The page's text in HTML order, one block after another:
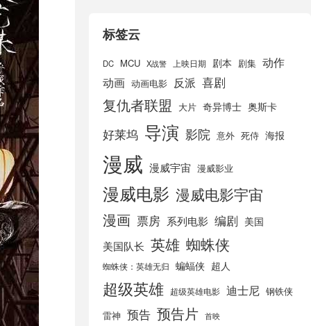
标签云
DC MCU X战警 上映日期 剧本 剧集 动作
动画 动画电影 反派 喜剧
复仇者联盟 大片 奇异博士 奥斯卡
好莱坞 导演 影院 意外 死侍 海报
漫威 漫威宇宙 漫威影业
漫威电影 漫威电影宇宙
漫画 票房 系列电影 编剧 美国
美国队长 英雄 蜘蛛侠
蜘蛛侠：英雄无归 蝙蝠侠 超人
超级英雄 超级英雄电影 迪士尼 钢铁侠
雷神 预告 预告片 首映